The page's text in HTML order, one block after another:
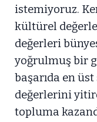
istemiyoruz.
kültürel
değerleri
yoğrulmuş bir
başarıda en
değerlerini
topluma